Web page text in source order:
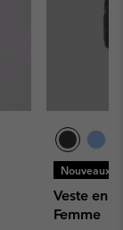
Nouveaux
Veste en
Femme